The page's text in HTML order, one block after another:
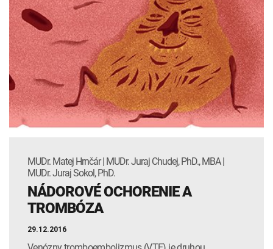
Genetika Covid-19 Žiadanky a tlačivá
Výsledky vyšetrení Kortizol Odberová príručka
INTOLERANCIA POTRAVÍN Lymská borelióza
Human papillomavirus (HPV)
MUDr. Matej Hrnčár | MUDr. Juraj Chudej, PhD., MBA |
MUDr. Juraj Sokol, PhD.
NÁDOROVÉ OCHORENIE A
TROMBÓZA
29.12.2016